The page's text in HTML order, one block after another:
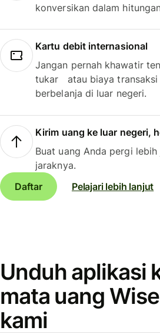
konversikan dalam
Kartu debit internasional
Jangan pernah khawatir
tukar atau biaya transaksi
berbelanja di luar negeri.
Kirim uang ke luar negeri,
Buat uang Anda pergi
jaraknya.
Daftar
Pelajari lebih lanjut
Unduh aplikasi
mata uang
kami